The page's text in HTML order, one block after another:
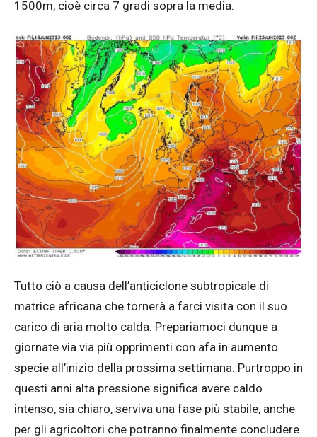
1500m, cioè circa 7 gradi sopra la media.
Tutto ciò a causa dell’anticiclone subtropicale di
matrice africana che tornerà a farci visita con il suo
carico di aria molto calda. Prepariamoci dunque a
giornate via via più opprimenti con afa in aumento
specie all’inizio della prossima settimana. Purtroppo in
questi anni alta pressione significa avere caldo
intenso, sia chiaro, serviva una fase più stabile, anche
per gli agricoltori che potranno finalmente concludere